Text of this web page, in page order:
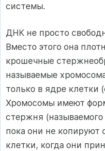
системы.
ДНК не просто
Вместо этого она
крошечные
называемые
только в ядре клетки
Хромосомы имеют
стержня
пока они не копируют
клетки, когда они